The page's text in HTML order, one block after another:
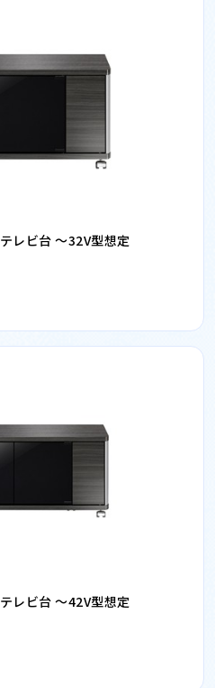
レビ台 〜32V型想定
レビ台 〜42V型想定